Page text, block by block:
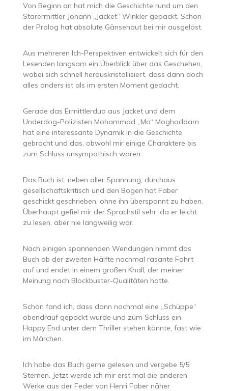
Von Beginn an hat mich die Geschichte rund um den
Starermittler Johann „Jacket“ Winkler gepackt. Schon
der Prolog hat absolute Gänsehaut bei mir ausgelöst.
Aus mehreren Ich-Perspektiven entwickelt sich für den
Lesenden langsam ein Überblick über das Geschehen,
wobei sich schnell herauskristallisiert, dass dann doch
alles anders ist als im ersten Moment gedacht.
Gerade das Ermittlerduo aus Jacket und dem
Underdog-Polizisten Mohammad „Mo“ Moghaddam
hat eine interessante Dynamik in die Geschichte
gebracht und das, obwohl mir einige Charaktere bis
zum Schluss unsympathisch waren.
Das Buch ist, neben aller Spannung, durchaus
gesellschaftskritisch und den Bogen hat Faber
geschickt geschrieben, ohne ihn überspannt zu haben.
Überhaupt gefiel mir der Sprachstil sehr, da er leicht
zu lesen, aber nie langweilig war.
Nach einigen spannenden Wendungen nimmt das
Buch ab der zweiten Hälfte nochmal rasante Fahrt
auf und endet in einem großen Knall, der meiner
Meinung nach Blockbuster-Qualitäten hatte.
Schön fand ich, dass dann nochmal eine „Schüppe“
obendrauf gepackt wurde und zum Schluss ein
Happy End unter dem Thriller stehen könnte, fast wie
im Märchen.
Ich habe das Buch gerne gelesen und vergebe 5/5
Sternen. Jetzt werde ich mir erst mal die anderen
Werke aus der Feder von Henri Faber näher